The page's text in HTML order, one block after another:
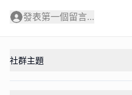
發表第一個留言...
社群主題